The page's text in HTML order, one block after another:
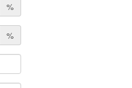
%
%